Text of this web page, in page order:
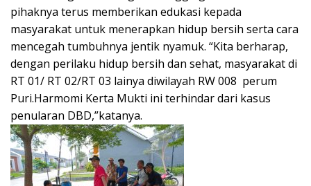
pihaknya terus memberikan edukasi kepada
masyarakat untuk menerapkan hidup bersih serta cara
mencegah tumbuhnya jentik nyamuk. “Kita berharap,
dengan perilaku hidup bersih dan sehat, masyarakat di
RT 01/ RT 02/RT 03 lainya diwilayah RW 008 perum
Puri.Harmomi Kerta Mukti ini terhindar dari kasus
penularan DBD,”katanya.